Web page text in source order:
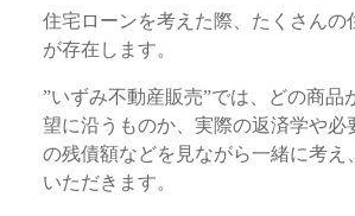
住宅ローンを考えた際、たくさんの
が存在します。
”いずみ不動産販売”では、どの商品
望に沿うものか、実際の返済学や必
の残債額などを見ながら一緒に考え
いただきます。